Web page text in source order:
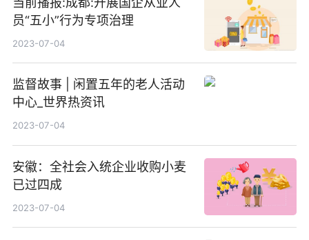
员“五小”行为专项治理
2023-07-04
监督故事 | 闲置五年的老人活动
中心_世界热资讯
2023-07-04
安徽：全社会入统企业收购小麦
已过四成
2023-07-04